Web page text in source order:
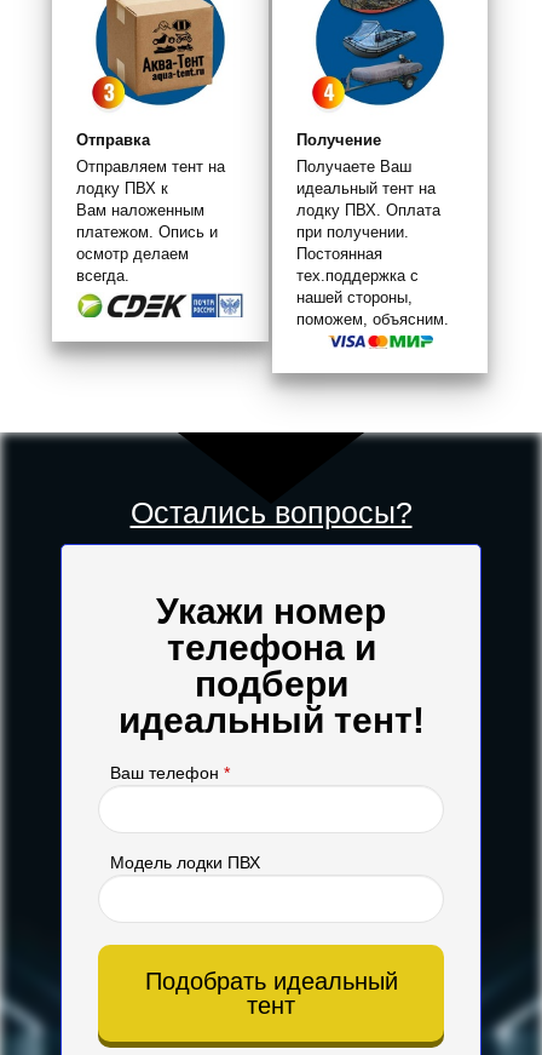
Отправка
Отправляем тент на
лодку ПВХ к
Вам наложенным
платежом. Опись и
осмотр делаем
всегда.
Получение
Получаете Ваш
идеальный тент на
лодку ПВХ. Оплата
при получении.
Постоянная
тех.поддержка с
нашей стороны,
поможем, объясним.
Остались вопросы?
Укажи номер
телефона и
подбери
идеальный тент!
Ваш телефон *
Модель лодки ПВХ
Подобрать идеальный
тент